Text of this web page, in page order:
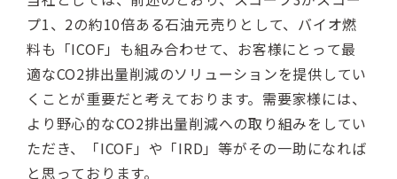
プ1、2の約10倍ある石油元売りとして、バイオ燃
料も「ICOF」も組み合わせて、お客様にとって最
適なCO2排出量削減のソリューションを提供してい
くことが重要だと考えております。需要家様には、
より野心的なCO2排出量削減への取り組みをしてい
ただき、「ICOF」や「IRD」等がその一助になれば
と思っております。